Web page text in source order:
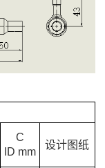
C
ID mm
设计图纸